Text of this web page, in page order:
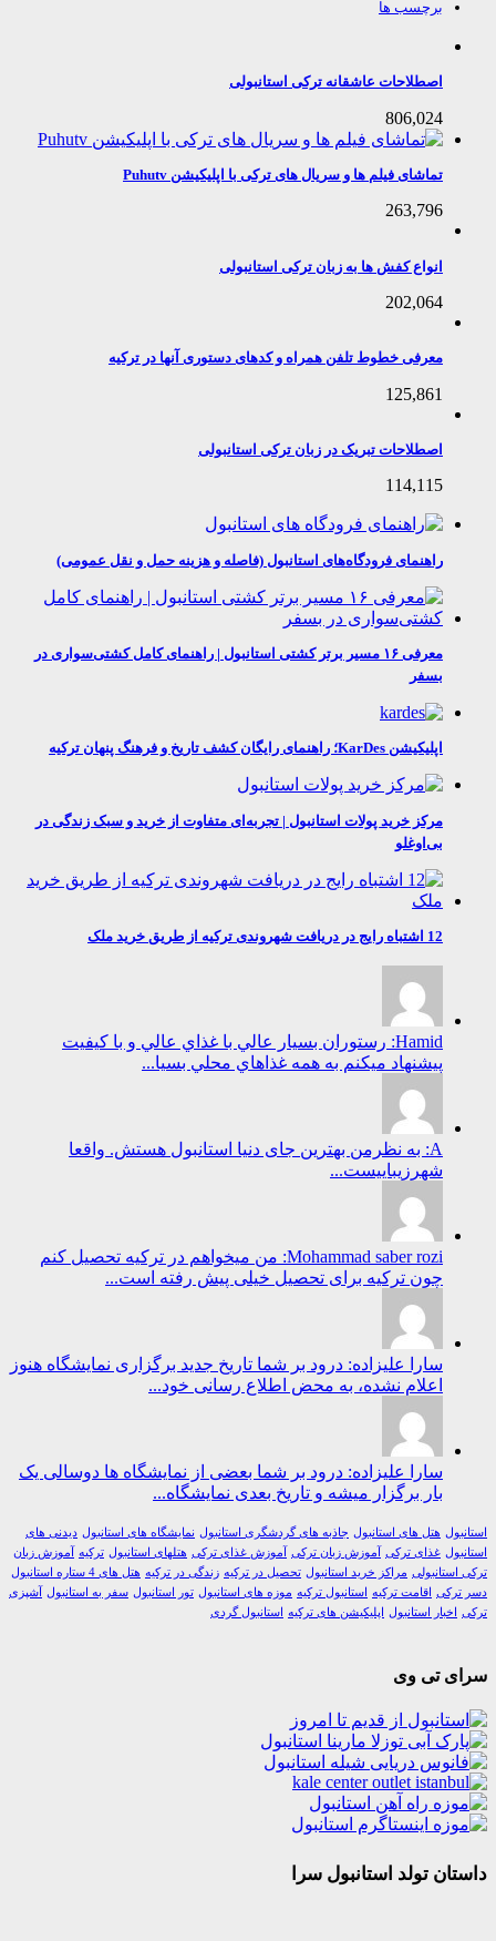
برچسب ها
اصطلاحات عاشقانه ترکی استانبولی
806,024
تماشای فیلم ها و سریال های ترکی با اپلیکیشن Puhutv
263,796
انواع کفش ها به زبان ترکی استانبولی
202,064
معرفی خطوط تلفن همراه و کدهای دستوری آنها در ترکیه
125,861
اصطلاحات تبریک در زبان ترکی استانبولی
114,115
راهنمای فرودگاه‌های استانبول (فاصله و هزینه حمل و نقل عمومی)
معرفی ۱۶ مسیر برتر کشتی استانبول | راهنمای کامل کشتی‌سواری در
اپلیکیشن KarDes؛ راهنمای رایگان کشف تاریخ و فرهنگ پنهان ترکیه
مرکز خرید پولات استانبول | تجربه‌ای متفاوت از خرید و سبک زندگی در
بی‌اوغلو
Hamid: رستوران بسيار عالي با غذاي عالي و با كيفيت
پيشنهاد ميكنم به همه غذاهاي محلي بسيا...
A: به نظرمن بهترین جای دنیا استانبول هستش. واقعا
شهرزیباییست...
Mohammad saber rozi: من میخواهم در ترکیه تحصیل کنم
چون ترکیه برای تحصیل خیلی پیش رفته است...
سارا علیزاده: درود بر شما تاریخ جدید برگزاری نمایشگاه هنوز
اعلام نشده، به محض اطلاع رسانی خود...
سارا علیزاده: درود بر شما بعضی از نمایشگاه ها دوسالی یک
بار برگزار میشه و تاریخ بعدی نمایشگاه...
هتل های استانبول جاذبه های گردشگری استانبول نمایشگاه های استانبول دیدنی های
غذای ترکی آموزش زبان ترکی آموزش غذای ترکی هتلهای استانبول ترکیه آموزش زبان
مراکز خرید استانبول تحصیل در ترکیه زندگی در ترکیه
هتل های 4 ستاره استانبول
اقامت ترکیه استانبول ترکیه موزه های استانبول تور استانبول سفر به استانبول آشپزی
اخبار استانبول اپلیکیشن های ترکیه استانبول گردی
تی وی
تولد استانبول سرا